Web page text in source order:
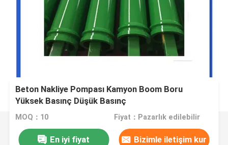
Beton Nakliye Pompası Kamyon Boom Boru
Yüksek Basınç Düşük Basınç
MOQ：10 Fiyat：Pazarlık edilebilir
En iyi fiyat Bizimle iletişim kur